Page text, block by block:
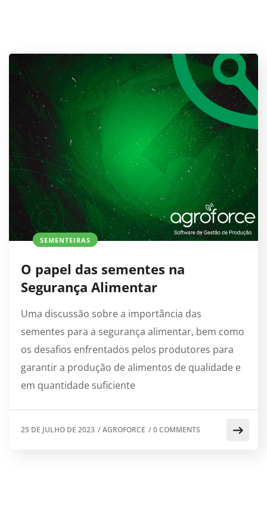
SEMENTEIRAS
O papel das sementes na
Segurança Alimentar
Uma discussão sobre a importância das
sementes para a segurança alimentar, bem como
os desafios enfrentados pelos produtores para
garantir a produção de alimentos de qualidade e
em quantidade suficiente
25 DE JULHO DE 2023 /AGROFORCE /0 COMMENTS